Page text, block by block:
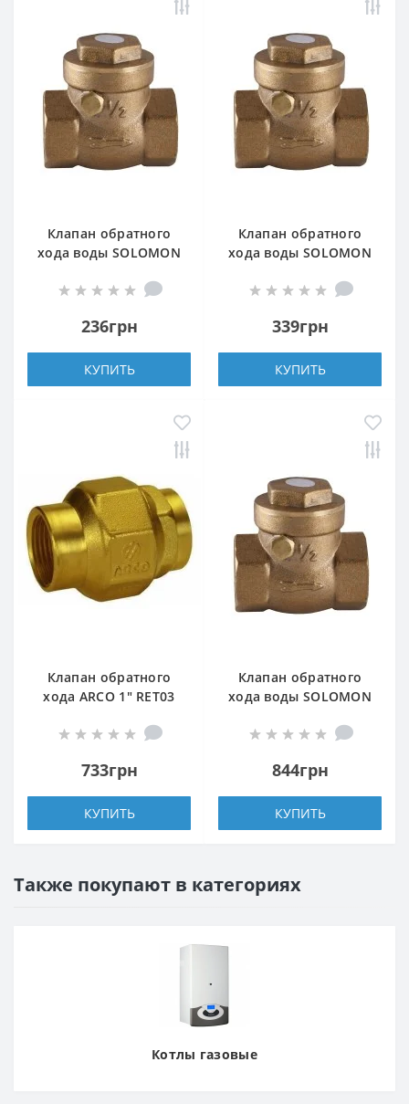
Клапан обратного
хода воды SOLOMON
236грн
КУПИТЬ
Клапан обратного
хода воды SOLOMON
339грн
КУПИТЬ
Клапан обратного
хода ARCO 1″ RET03
733грн
КУПИТЬ
Клапан обратного
хода воды SOLOMON
844грн
КУПИТЬ
Также покупают в категориях
Котлы газовые